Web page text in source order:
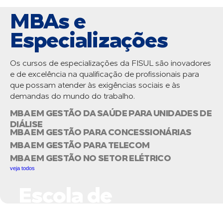
MBAs e
Especializações
Os cursos de especializações da FISUL são inovadores
e de excelência na qualificação de profissionais para
que possam atender às exigências sociais e às
demandas do mundo do trabalho.
MBA EM GESTÃO DA SAÚDE PARA UNIDADES DE
DIÁLISE
MBA EM GESTÃO PARA CONCESSIONÁRIAS
MBA EM GESTÃO PARA TELECOM
MBA EM GESTÃO NO SETOR ELÉTRICO
veja todos